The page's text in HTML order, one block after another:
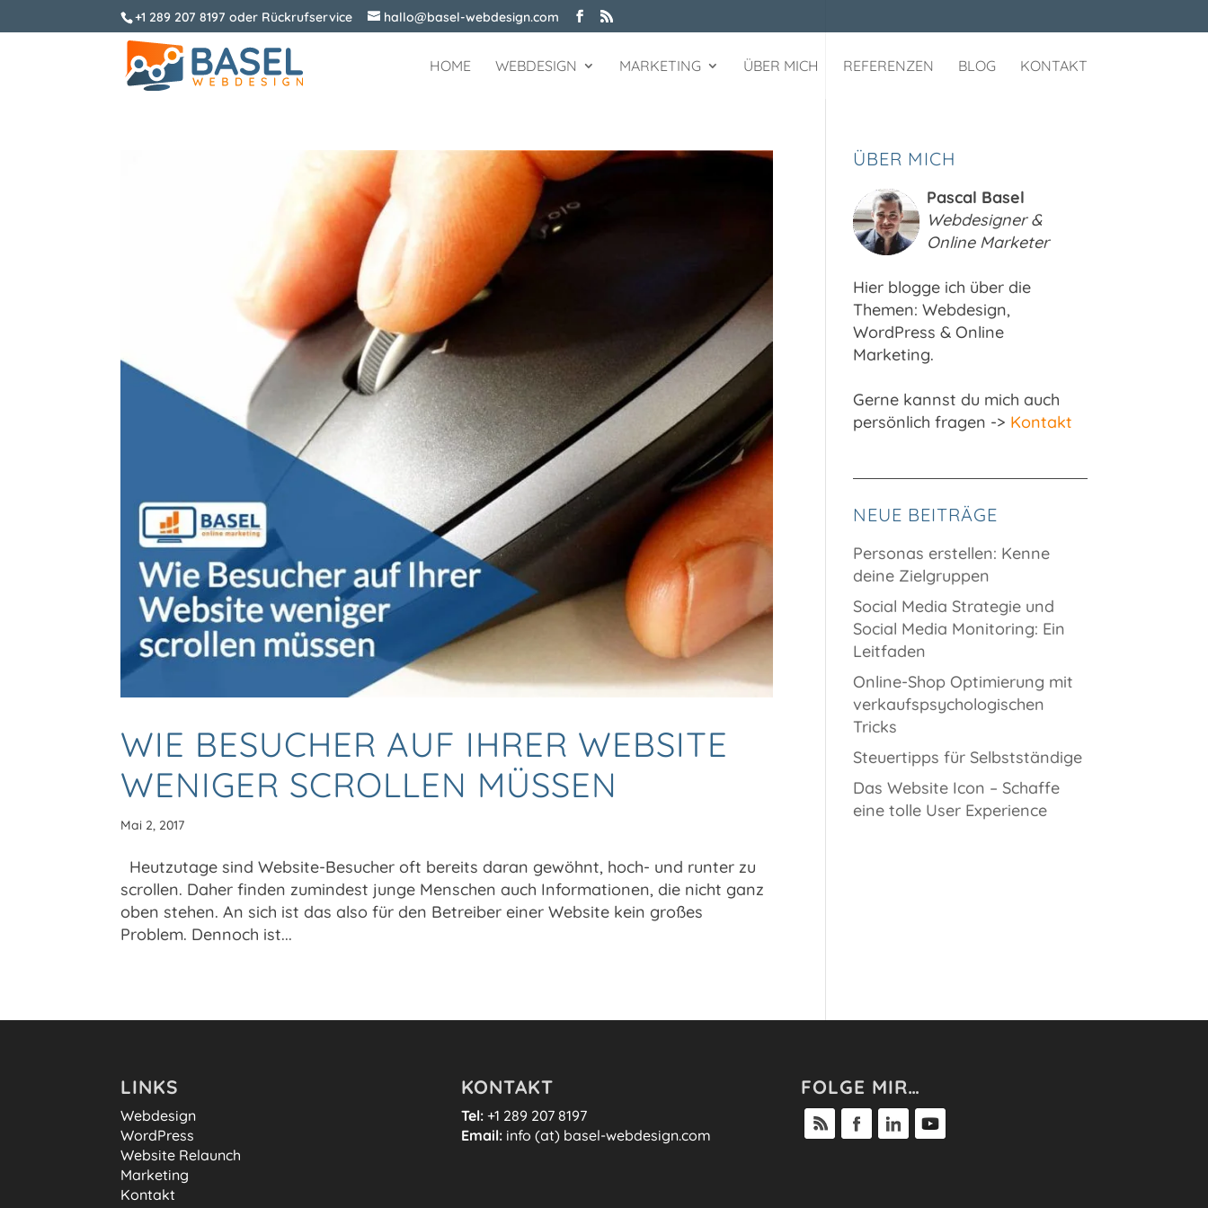
+1 289 207 8197 oder Rückrufservice hallo@basel-webdesign.com
HOME WEBDESIGN MARKETING ÜBER MICH REFERENZEN BLOG KONTAKT
WIE BESUCHER AUF IHRER WEBSITE
WENIGER SCROLLEN MÜSSEN
Mai 2, 2017
Heutzutage sind Website-Besucher oft bereits daran gewöhnt, hoch- und runter zu
scrollen. Daher finden zumindest junge Menschen auch Informationen, die nicht ganz
oben stehen. An sich ist das also für den Betreiber einer Website kein großes
Problem. Dennoch ist...
ÜBER MICH
Pascal Basel
Webdesigner &
Online Marketer
Hier blogge ich über die
Themen: Webdesign,
WordPress & Online
Marketing.
Gerne kannst du mich auch
persönlich fragen -> Kontakt
NEUE BEITRÄGE
Personas erstellen: Kenne
deine Zielgruppen
Social Media Strategie und
Social Media Monitoring: Ein
Leitfaden
Online-Shop Optimierung mit
verkaufspsychologischen
Tricks
Steuertipps für Selbstständige
Das Website Icon – Schaffe
eine tolle User Experience
LINKS
Webdesign
WordPress
Website Relaunch
Marketing
Kontakt
KONTAKT
Tel: +1 289 207 8197
Email: info (at) basel-webdesign.com
FOLGE MIR…